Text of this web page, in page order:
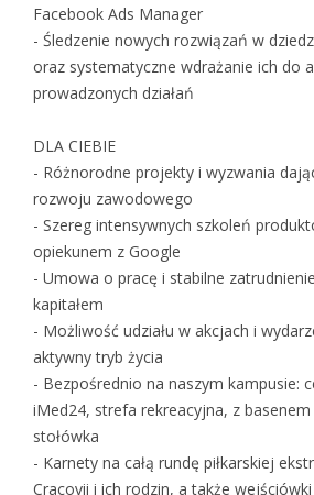
Facebook Ads Manager
- Śledzenie nowych rozwiązań w
oraz systematyczne wdrażanie ich do
prowadzonych działań
DLA CIEBIE
- Różnorodne projekty i wyzwania
rozwoju zawodowego
- Szereg intensywnych szkoleń
opiekunem z Google
- Umowa o pracę i stabilne
kapitałem
- Możliwość udziału w akcjach i
aktywny tryb życia
- Bezpośrednio na naszym kampusie:
iMed24, strefa rekreacyjna, z basenem
stołówka
- Karnety na całą rundę piłkarskiej
Cracovii i ich rodzin, a także